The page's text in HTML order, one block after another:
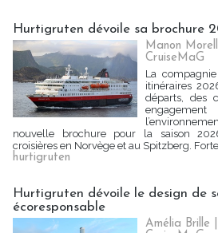
Hurtigruten dévoile sa brochure
Manon
CruiseMaG
La
itinéraires
départs, des
nouvelle brochure pour la saison
croisières en Norvège et au Spitzberg.
hurtigruten
Hurtigruten dévoile le design de
écoresponsable
Amélia Brille